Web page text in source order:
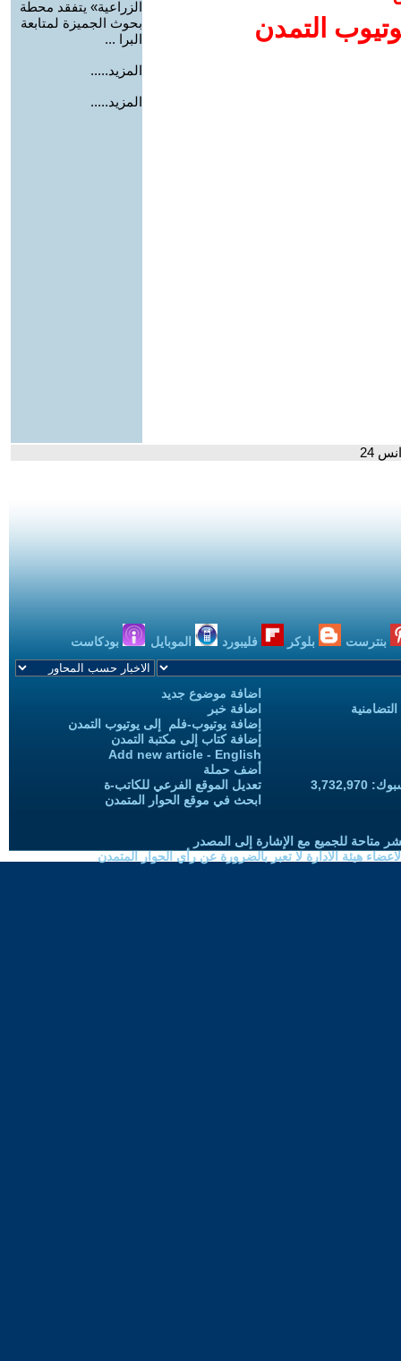
التمدن
الزراعية» يتفقد محطة
بحوث الجميزة لمتابعة
البرا ...
المزيد.....
المزيد.....
24
بنترست بلوكر فليبورد الموبايل بودكاست
اضافة موضوع جديد
اضافة خبر
إضافة يوتيوب-فلم إلى يوتيوب التمدن
إضافة كتاب إلى مكتبة التمدن
Add new article - English
أضف حملة
تعديل الموقع الفرعي للكاتب-ة
ابحث في موقع الحوار المتمدن
متاحة للجميع مع الإشارة إلى المصدر
هيئة الادارة لا تعبر بالضرورة عن رأي الحوار المتمدن